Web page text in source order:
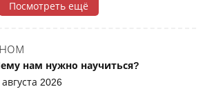
нам нужно научиться?
2026
Посмотреть ещё